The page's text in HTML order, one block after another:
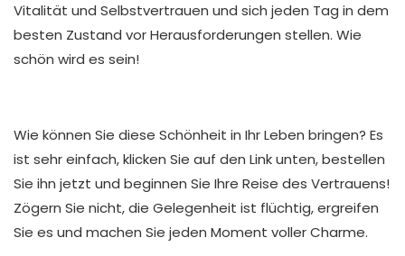
Vitalität und Selbstvertrauen und sich jeden Tag in dem
besten Zustand vor Herausforderungen stellen. Wie
schön wird es sein!
Wie können Sie diese Schönheit in Ihr Leben bringen? Es
ist sehr einfach, klicken Sie auf den Link unten, bestellen
Sie ihn jetzt und beginnen Sie Ihre Reise des Vertrauens!
Zögern Sie nicht, die Gelegenheit ist flüchtig, ergreifen
Sie es und machen Sie jeden Moment voller Charme.